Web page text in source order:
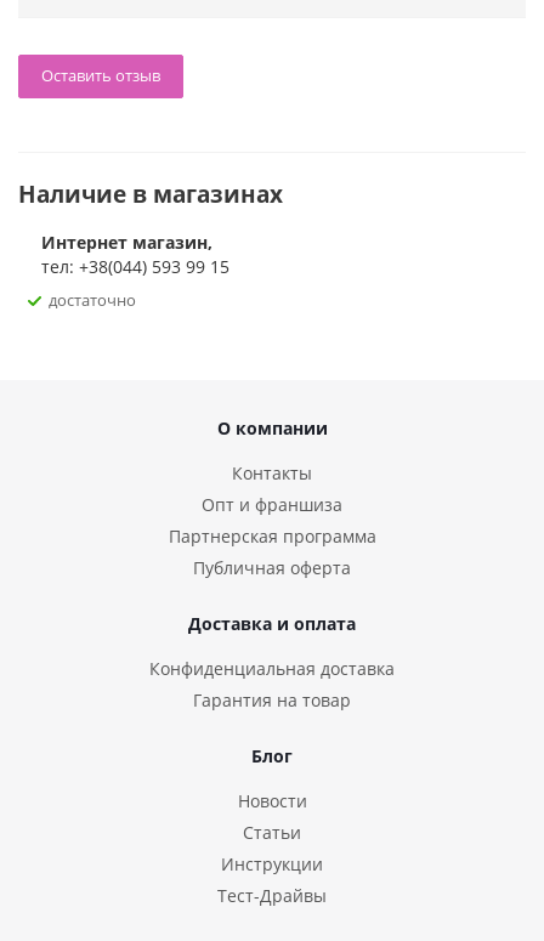
Оставить отзыв
Наличие в магазинах
Интернет магазин,
тел: +38(044) 593 99 15
достаточно
О компании
Контакты
Опт и франшиза
Партнерская программа
Публичная оферта
Доставка и оплата
Конфиденциальная доставка
Гарантия на товар
Блог
Новости
Статьи
Инструкции
Тест-Драйвы